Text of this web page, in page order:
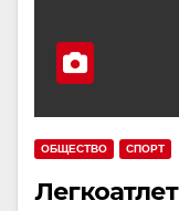
ОБЩЕСТВО СПОРТ